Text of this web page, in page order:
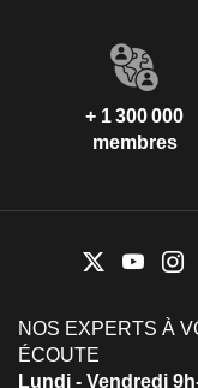
+ 1 300 000
membres
NOS EXPERTS À
ÉCOUTE
Lundi - Vendredi